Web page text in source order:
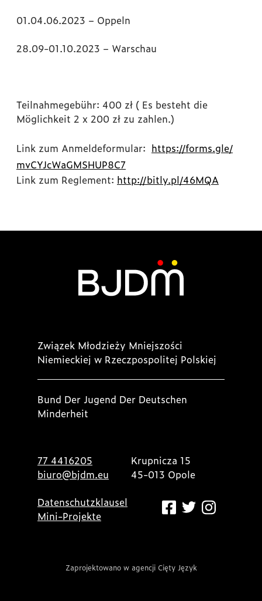
01.04.06.2023 – Oppeln
28.09-01.10.2023 – Warschau
Teilnahmegebühr: 400 zł ( Es besteht die
Möglichkeit 2 x 200 zł zu zahlen.)
Link zum Anmeldeformular: https://forms.gle/
mvCYJcWaGMSHUP8C7
Link zum Reglement: http://bitly.pl/46MQA
Związek Młodzieży Mniejszości
Niemieckiej w Rzeczpospolitej Polskiej
Bund Der Jugend Der Deutschen
Minderheit
77 4416205
biuro@bjdm.eu
Krupnicza 15
45-013 Opole
Datenschutzklausel
Mini-Projekte
Zaprojektowano w agencji Cięty Język